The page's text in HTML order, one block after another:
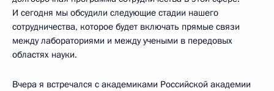
И сегодня мы обсудили следующие стадии нашего
сотрудничества, которое будет включать прямые связи
между лабораториями и между учеными в передовых
областях науки.
Вчера я встречался с академиками Российской академии